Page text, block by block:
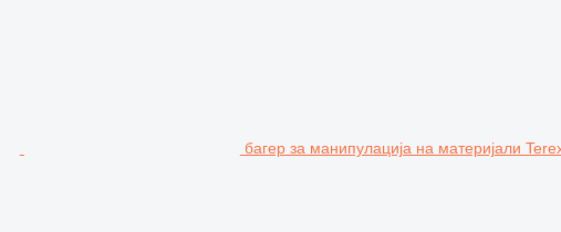
багер за манипулација на материјали